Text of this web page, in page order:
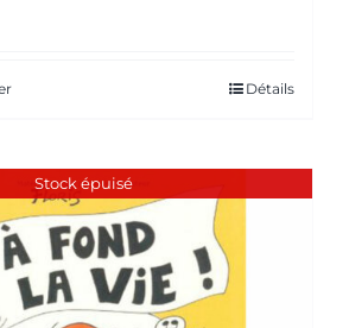
Détails
Stock épuisé